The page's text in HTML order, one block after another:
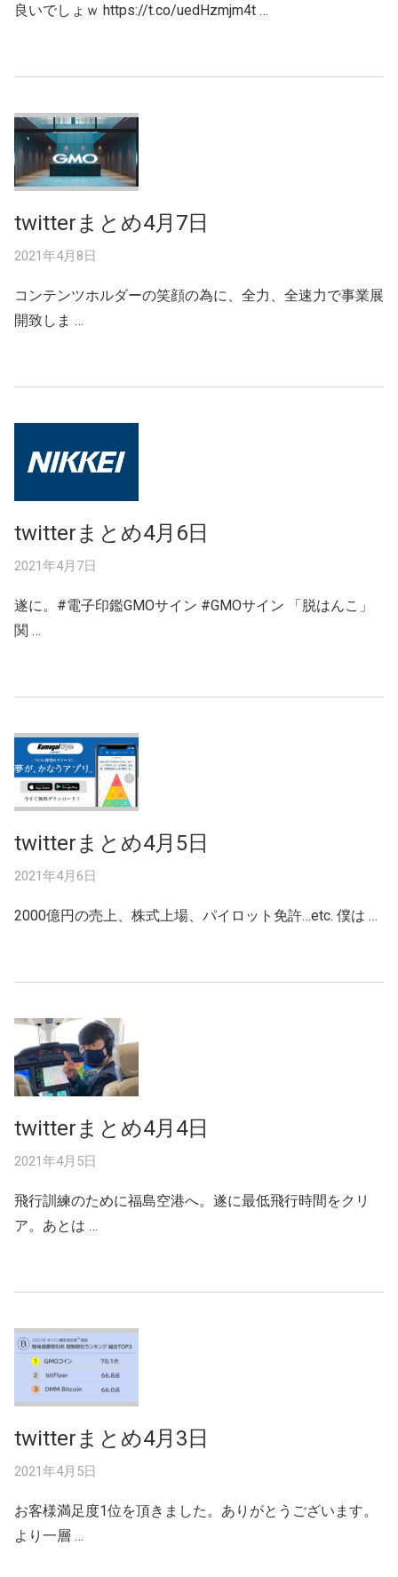
良いでしょｗ https://t.co/uedHzmjm4t …
twitterまとめ4月7日
2021年4月8日
コンテンツホルダーの笑顔の為に、全力、全速力で事業展
開致しま …
twitterまとめ4月6日
2021年4月7日
遂に。#電子印鑑GMOサイン #GMOサイン 「脱はんこ」
関 …
twitterまとめ4月5日
2021年4月6日
2000億円の売上、株式上場、パイロット免許…etc. 僕は …
twitterまとめ4月4日
2021年4月5日
飛行訓練のために福島空港へ。遂に最低飛行時間をクリ
ア。あとは …
twitterまとめ4月3日
2021年4月5日
お客様満足度1位を頂きました。ありがとうございます。
より一層 …